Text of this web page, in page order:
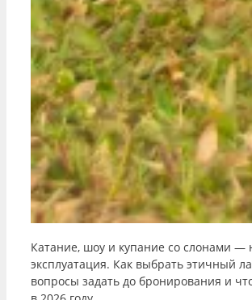
Катание, шоу и купание со слонами —
эксплуатация. Как выбрать этичный
вопросы задать до бронирования и